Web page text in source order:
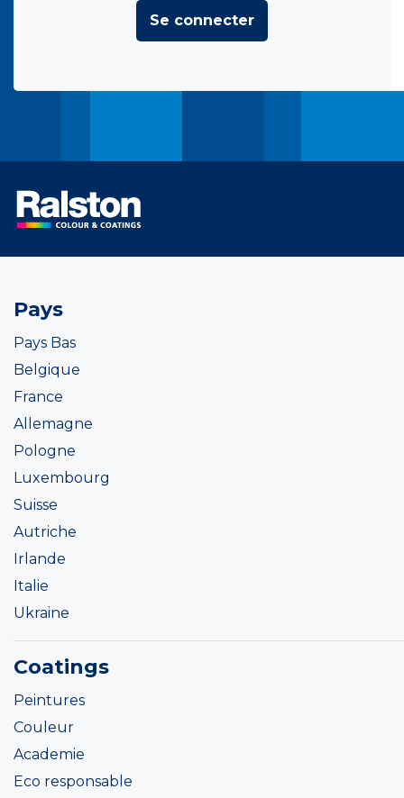
Se connecter
Pays
Pays Bas
Belgique
France
Allemagne
Pologne
Luxembourg
Suisse
Autriche
Irlande
Italie
Ukraine
Coatings
Peintures
Couleur
Academie
Eco responsable